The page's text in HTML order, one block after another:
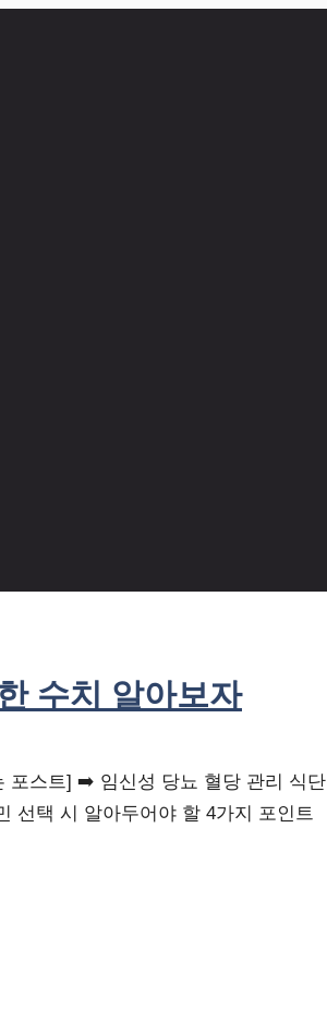
수치 알아보자
포스트] ➡️ 임신성 당뇨 혈당 관리 식단
선택 시 알아두어야 할 4가지 포인트